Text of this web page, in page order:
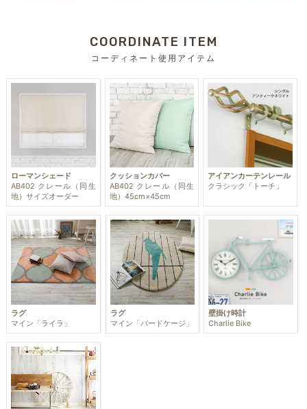
COORDINATE ITEM
コーディネート使用アイテム
ローマンシェード
AB402 クレール（同生
地）サイズオーダー
クッションカバー
AB402 クレール（同生
地）45cm×45cm
アイアンカーテンレール
クラシック「トーチ」
ラグ
マイン「ライラ」
ラグ
マイン「バードケージ」
壁掛け時計
Charlie Bike